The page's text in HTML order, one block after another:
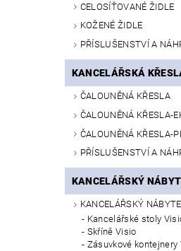
CELOSÍŤOVANÉ ŽIDLE
KOŽENÉ ŽIDLE
PŘÍSLUŠENSTVÍ A
KANCELÁŘSKÁ
ČALOUNĚNÁ KŘESLA
ČALOUNĚNÁ KŘESLA-
ČALOUNĚNÁ KŘESLA-
PŘÍSLUŠENSTVÍ A
KANCELÁŘSKÝ
KANCELÁŘSKÝ
Kancelářské stoly
Skříně Visio
Zásuvkové kontejnery